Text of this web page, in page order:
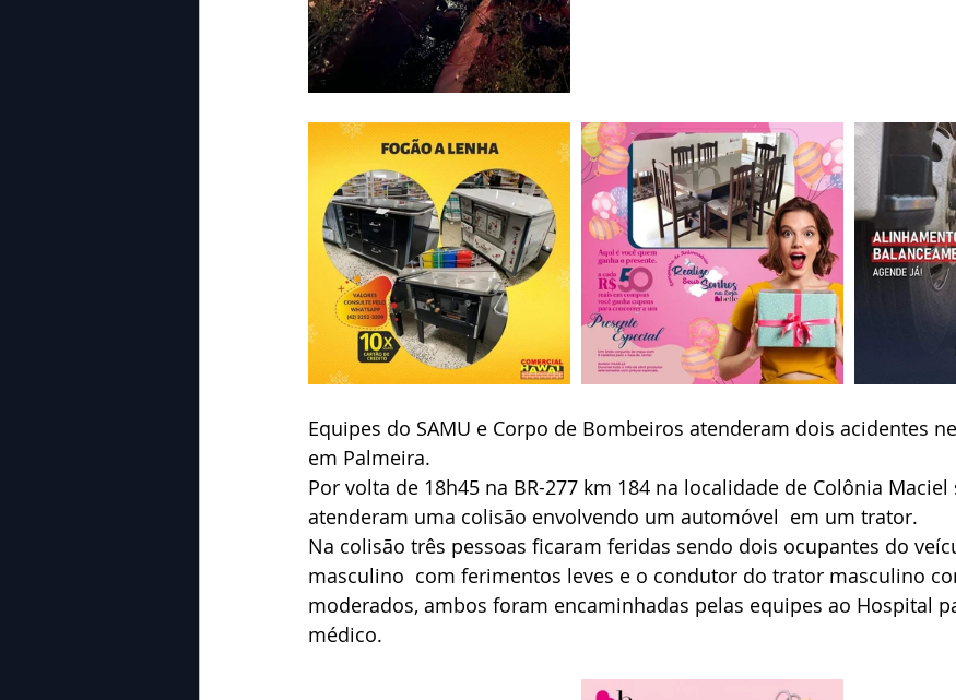
Equipes do SAMU e Corpo de Bombeiros atenderam dois acidentes
em Palmeira.
Por volta de 18h45 na BR-277 km 184 na localidade de Colônia
atenderam uma colisão envolvendo um automóvel  em um trator.
Na colisão três pessoas ficaram feridas sendo dois ocupantes do
masculino  com ferimentos leves e o condutor do trator masculino
moderados, ambos foram encaminhadas pelas equipes ao Hospital
médico.